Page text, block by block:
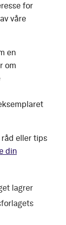
for
våre
en
om
eller tips
din
lagrer